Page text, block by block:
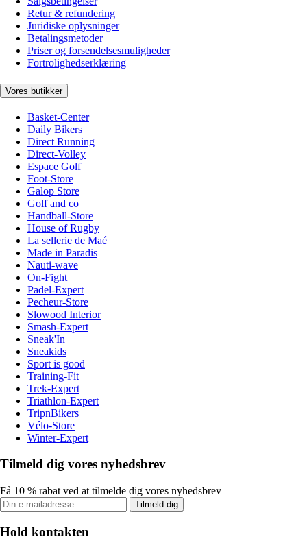
Retur & refundering
Juridiske oplysninger
Betalingsmetoder
Priser og forsendelsesmuligheder
Fortrolighedserklæring
Vores butikker
Basket-Center
Daily Bikers
Direct Running
Direct-Volley
Espace Golf
Foot-Store
Galop Store
Golf and co
Handball-Store
House of Rugby
La sellerie de Maé
Made in Paradis
Nauti-wave
On-Fight
Padel-Expert
Pecheur-Store
Slowood Interior
Smash-Expert
Sneak'In
Sneakids
Sport is good
Training-Fit
Trek-Expert
Triathlon-Expert
TripnBikers
Vélo-Store
Winter-Expert
Tilmeld dig vores nyhedsbrev
Få 10 % rabat ved at tilmelde dig vores nyhedsbrev
Tilmeld dig
Hold kontakten